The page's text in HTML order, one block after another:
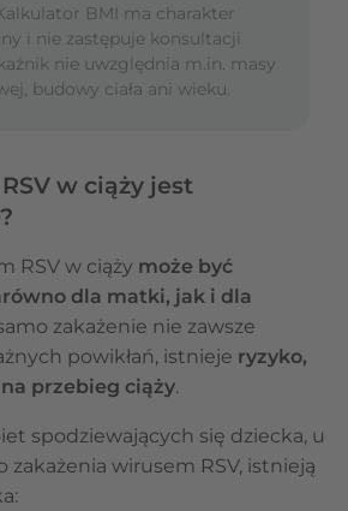
BMI ma charakter
i nie zastępuje konsultacji
nie uwzględnia m.in. masy
budowy ciała ani wieku.
w ciąży jest
RSV w ciąży może być
dla matki, jak i dla
zakażenie nie zawsze
powikłań, istnieje ryzyko,
przebieg ciąży.
spodziewających się dziecka, u
wirusem RSV, istnieją